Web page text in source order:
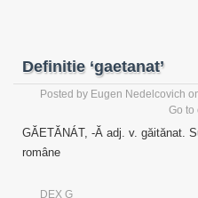
Definitie ‘gaetanat’
Posted by Eugen Nedelcovich
Go to
GĂETĂNÁT, -Ă adj. v. găitănat.
române
DEX G